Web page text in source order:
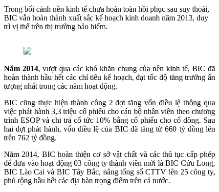
Trong bối cảnh nền kinh tế chưa hoàn toàn hồi phục sau suy thoái,
BIC vẫn hoàn thành xuất sắc kế hoạch kinh doanh năm 2013, duy
trì vị thế trên thị trường bảo hiểm.
Năm 2014, vượt qua các khó khăn chung của nền kinh tế, BIC đã
hoàn thành hầu hết các chỉ tiêu kế hoạch, đạt tốc độ tăng trưởng ấn
tượng nhất trong các năm hoạt động.
BIC cũng thực hiện thành công 2 đợt tăng vốn điều lệ thông qua
việc phát hành 3,3 triệu cổ phiếu cho cán bộ nhân viên theo chương
trình ESOP và chi trả cổ tức 10% bằng cổ phiếu cho cổ đông. Sau
hai đợt phát hành, vốn điều lệ của BIC đã tăng từ 660 tỷ đồng lên
trên 762 tỷ đồng.
Năm 2014, BIC hoàn thiện cơ sở vật chất và các thủ tục cấp phép
để đưa vào hoạt động 03 công ty thành viên mới là BIC Cửu Long,
BIC Lào Cai và BIC Tây Bắc, nâng tổng số CTTV lên 25 công ty,
phủ rộng hầu hết các địa bàn trọng điểm trên cả nước.